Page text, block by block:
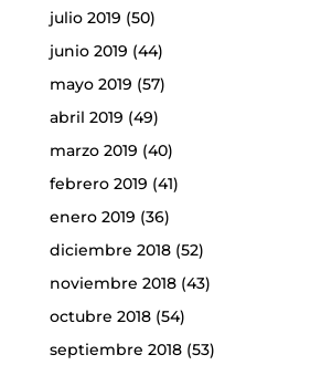
julio 2019 (50)
junio 2019 (44)
mayo 2019 (57)
abril 2019 (49)
marzo 2019 (40)
febrero 2019 (41)
enero 2019 (36)
diciembre 2018(52)
noviembre 2018(43)
octubre 2018(54)
septiembre 2018(53)